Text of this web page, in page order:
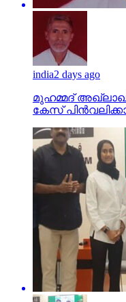
india2 days ago
മുഹമ്മദ് അഖ്‌ലാഖ്
കേസ്